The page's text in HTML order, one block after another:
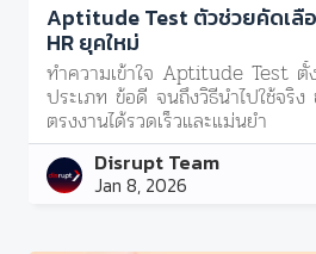
Aptitude Test ตัวช่วยคัดเลื
HR ยุคใหม่
ทำความเข้าใจ Aptitude Test ตั้
ประเภท ข้อดี จนถึงวิธีนำไปใช้จริง
ตรงงานได้รวดเร็วและแม่นยำ
Disrupt Team
Jan 8, 2026